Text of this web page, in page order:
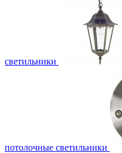
светильники
потолочные светильники